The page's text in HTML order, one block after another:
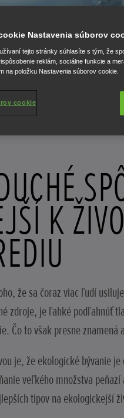
K
že sa čoraz viac ľudí
zdroje, je ľahké podľahnúť
Čo to však presne znamená
je, že ekologické bývanie
veľkého množstva
tipov na ekologickejší
Nastavenia súborov
tejto stránky súhlasíte s tým, že
reklám, sociálne funkcie a
na položku Nastavenia súborov cookie.
cookie